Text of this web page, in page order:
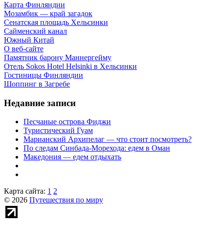
Карта Финляндии
Мозамбик — край загадок
Сенатская площадь Хельсинки
Сайменский канал
Южный Китай
О веб-сайте
Памятник барону Маннергейму
Отель Sokos Hotel Helsinki в Хельсинки
Гостиницы Финляндии
Шоппинг в Загребе
Недавние записи
Песчаные острова Фиджи
Туристический Гуам
Марианский Архипелаг — что стоит посмотреть?
По следам Синбада-Морехода: едем в Оман
Македония — едем отдыхать
Карта сайта: 1 2
© 2026 Путешествия по миру